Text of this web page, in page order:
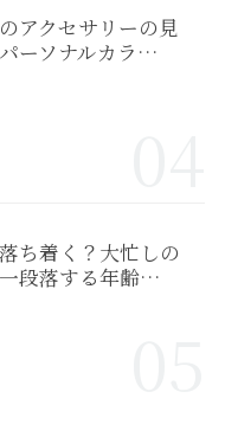
アクセサリーの見
ーソナルカラ…
ち着く？大忙しの
段落する年齢…